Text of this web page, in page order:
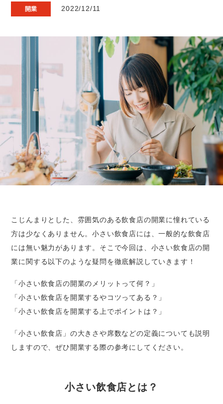
開業 2022/12/11
こじんまりとした、雰囲気のある飲食店の開業に憧れている
方は少なくありません。小さい飲食店には、一般的な飲食店
には無い魅力があります。そこで今回は、小さい飲食店の開
業に関する以下のような疑問を徹底解説していきます！
「小さい飲食店の開業のメリットって何？」
「小さい飲食店を開業するやコツってある？」
「小さい飲食店を開業する上でポイントは？」
「小さい飲食店」の大きさや席数などの定義についても説明
しますので、ぜひ開業する際の参考にしてください。
小さい飲食店とは？